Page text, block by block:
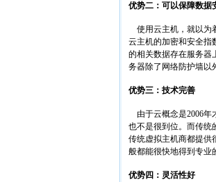
优势二：可以保障数据
使用云主机，就以为
云主机的加密和安全指
的相关数据存在服务器
务器除了网络防护墙以
优势三：技术完善
由于云概念是2006年
也不是很到位。而传统
传统虚拟主机商都提供
般都能很快地得到专业
优势四：灵活性好